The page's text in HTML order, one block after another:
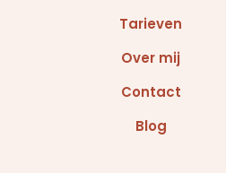
Tarieven
Over mij
Contact
Blog